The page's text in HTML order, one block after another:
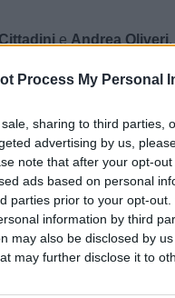
Process My Personal
sharing to third parties,
advertising by us,
note that after your opt-
ads based on personal
parties prior to your opt-
information by third
may also be disclosed by
may further disclose it to
e Andrea Oliveri
pochissime
cadetto,
quella delCatanzaroe
di 63 presenze in Serie B.
09 luglio 2025 alle 19:02